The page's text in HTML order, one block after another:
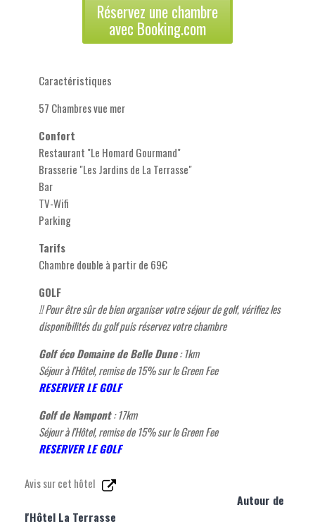
Réservez une chambre
avec Booking.com
Caractéristiques
57 Chambres vue mer
Confort
Restaurant "Le Homard Gourmand"
Brasserie "Les Jardins de La Terrasse"
Bar
TV-Wifi
Parking
Tarifs
Chambre double à partir de 69€
GOLF
!! Pour être sûr de bien organiser votre séjour de golf, vérifiez les
disponibilités du golf puis réservez votre chambre
Golf éco Domaine de Belle Dune: 1km
Séjour à l'Hôtel, remise de 15% sur le Green Fee
RESERVER LE GOLF
Golf de Nampont: 17km
Séjour à l'Hôtel, remise de 15% sur le Green Fee
RESERVER LE GOLF
Avis sur cet hôtel
Autour de
l'Hôtel La Terrasse